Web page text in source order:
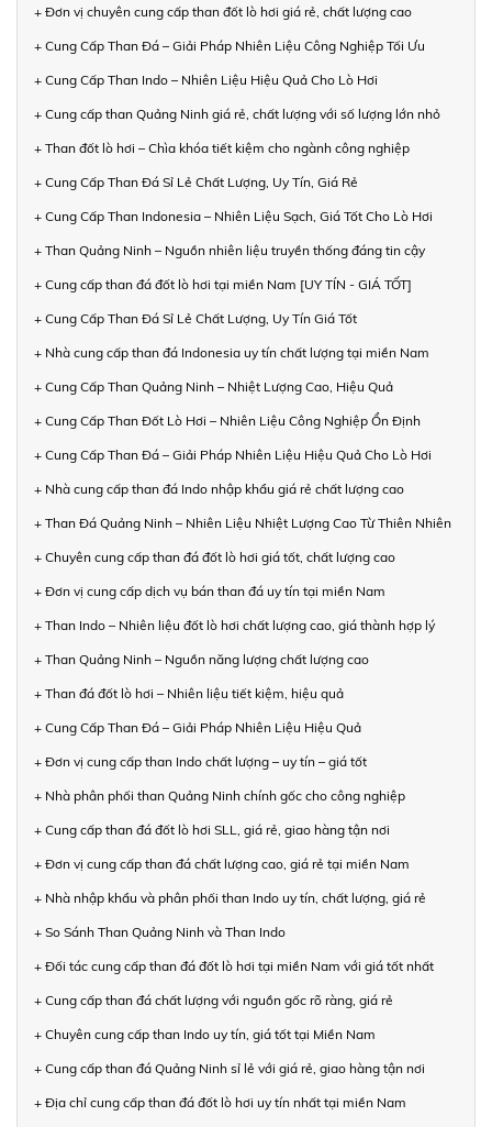
+ Đơn vị chuyên cung cấp than đốt lò hơi giá rẻ, chất lượng cao
+ Cung Cấp Than Đá – Giải Pháp Nhiên Liệu Công Nghiệp Tối Ưu
+ Cung Cấp Than Indo – Nhiên Liệu Hiệu Quả Cho Lò Hơi
+ Cung cấp than Quảng Ninh giá rẻ, chất lượng với số lượng lớn nhỏ
+ Than đốt lò hơi – Chìa khóa tiết kiệm cho ngành công nghiệp
+ Cung Cấp Than Đá Sỉ Lẻ Chất Lượng, Uy Tín, Giá Rẻ
+ Cung Cấp Than Indonesia – Nhiên Liệu Sạch, Giá Tốt Cho Lò Hơi
+ Than Quảng Ninh – Nguồn nhiên liệu truyền thống đáng tin cậy
+ Cung cấp than đá đốt lò hơi tại miền Nam [UY TÍN - GIÁ TỐT]
+ Cung Cấp Than Đá Sỉ Lẻ Chất Lượng, Uy Tín Giá Tốt
+ Nhà cung cấp than đá Indonesia uy tín chất lượng tại miền Nam
+ Cung Cấp Than Quảng Ninh – Nhiệt Lượng Cao, Hiệu Quả
+ Cung Cấp Than Đốt Lò Hơi – Nhiên Liệu Công Nghiệp Ổn Định
+ Cung Cấp Than Đá – Giải Pháp Nhiên Liệu Hiệu Quả Cho Lò Hơi
+ Nhà cung cấp than đá Indo nhập khẩu giá rẻ chất lượng cao
+ Than Đá Quảng Ninh – Nhiên Liệu Nhiệt Lượng Cao Từ Thiên Nhiên
+ Chuyên cung cấp than đá đốt lò hơi giá tốt, chất lượng cao
+ Đơn vị cung cấp dịch vụ bán than đá uy tín tại miền Nam
+ Than Indo – Nhiên liệu đốt lò hơi chất lượng cao, giá thành hợp lý
+ Than Quảng Ninh – Nguồn năng lượng chất lượng cao
+ Than đá đốt lò hơi – Nhiên liệu tiết kiệm, hiệu quả
+ Cung Cấp Than Đá – Giải Pháp Nhiên Liệu Hiệu Quả
+ Đơn vị cung cấp than Indo chất lượng – uy tín – giá tốt
+ Nhà phân phối than Quảng Ninh chính gốc cho công nghiệp
+ Cung cấp than đá đốt lò hơi SLL, giá rẻ, giao hàng tận nơi
+ Đơn vị cung cấp than đá chất lượng cao, giá rẻ tại miền Nam
+ Nhà nhập khẩu và phân phối than Indo uy tín, chất lượng, giá rẻ
+ So Sánh Than Quảng Ninh và Than Indo
+ Đối tác cung cấp than đá đốt lò hơi tại miền Nam với giá tốt nhất
+ Cung cấp than đá chất lượng với nguồn gốc rõ ràng, giá rẻ
+ Chuyên cung cấp than Indo uy tín, giá tốt tại Miền Nam
+ Cung cấp than đá Quảng Ninh sỉ lẻ với giá rẻ, giao hàng tận nơi
+ Địa chỉ cung cấp than đá đốt lò hơi uy tín nhất tại miền Nam